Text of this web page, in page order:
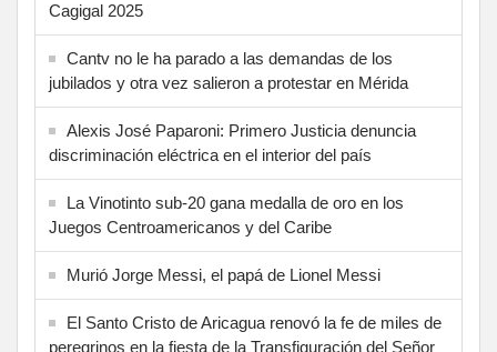
Cagigal 2025
Cantv no le ha parado a las demandas de los
jubilados y otra vez salieron a protestar en Mérida
Alexis José Paparoni: Primero Justicia denuncia
discriminación eléctrica en el interior del país
La Vinotinto sub-20 gana medalla de oro en los
Juegos Centroamericanos y del Caribe
Murió Jorge Messi, el papá de Lionel Messi
El Santo Cristo de Aricagua renovó la fe de miles de
peregrinos en la fiesta de la Transfiguración del Señor